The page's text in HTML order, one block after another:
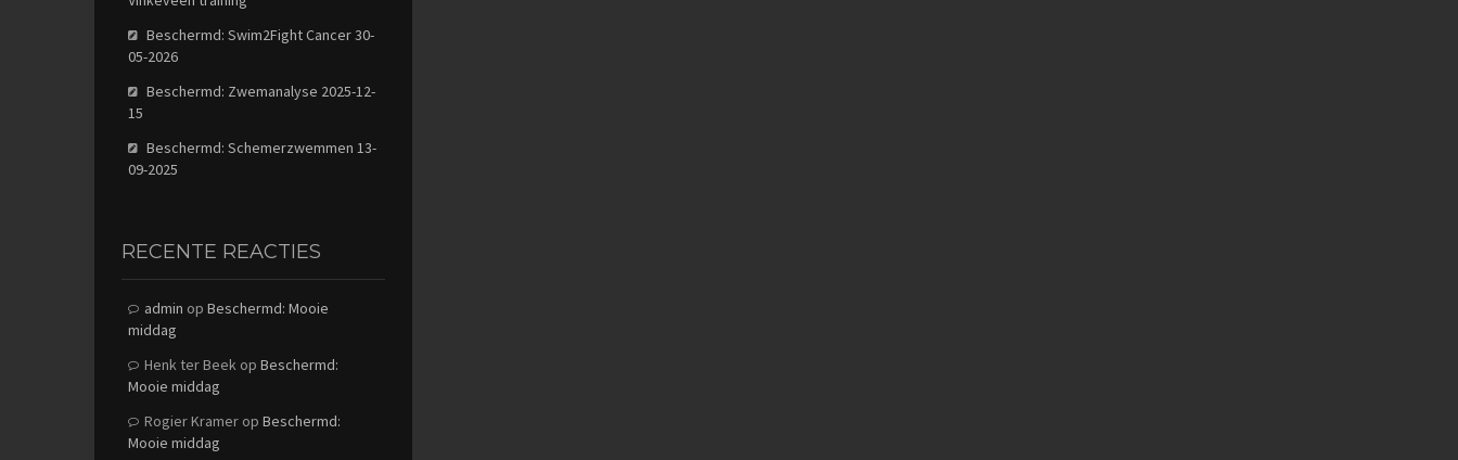
Beschermd: Swim2Fight Cancer 30-
05-2026
Beschermd: Zwemanalyse 2025-12-
15
Beschermd: Schemerzwemmen 13-
09-2025
RECENTE REACTIES
admin op Beschermd: Mooie
middag
Henk ter Beek op Beschermd:
Mooie middag
Rogier Kramer op Beschermd:
Mooie middag